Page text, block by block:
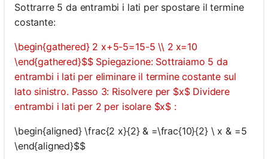
Sottrarre 5 da entrambi i lati per spostare il termine
costante:
\begin{gathered} 2 x+5-5=15-5 \\ 2 x=10
\end{gathered}$$ Spiegazione: Sottraiamo 5 da
entrambi i lati per eliminare il termine costante sul
lato sinistro. Passo 3: Risolvere per $x$ Dividere
entrambi i lati per 2 per isolare $x$ :
\begin{aligned} \frac{2 x}{2} & =\frac{10}{2} \ x & =5
\end{aligned}$$